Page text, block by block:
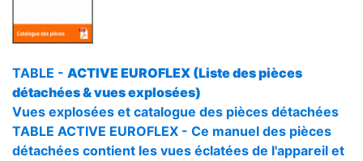
TABLE - ACTIVE EUROFLEX (Liste des pièces
détachées & vues explosées)
Vues explosées et catalogue des pièces détachées
TABLE ACTIVE EUROFLEX - Ce manuel des pièces
détachées contient les vues éclatées de l'appareil et